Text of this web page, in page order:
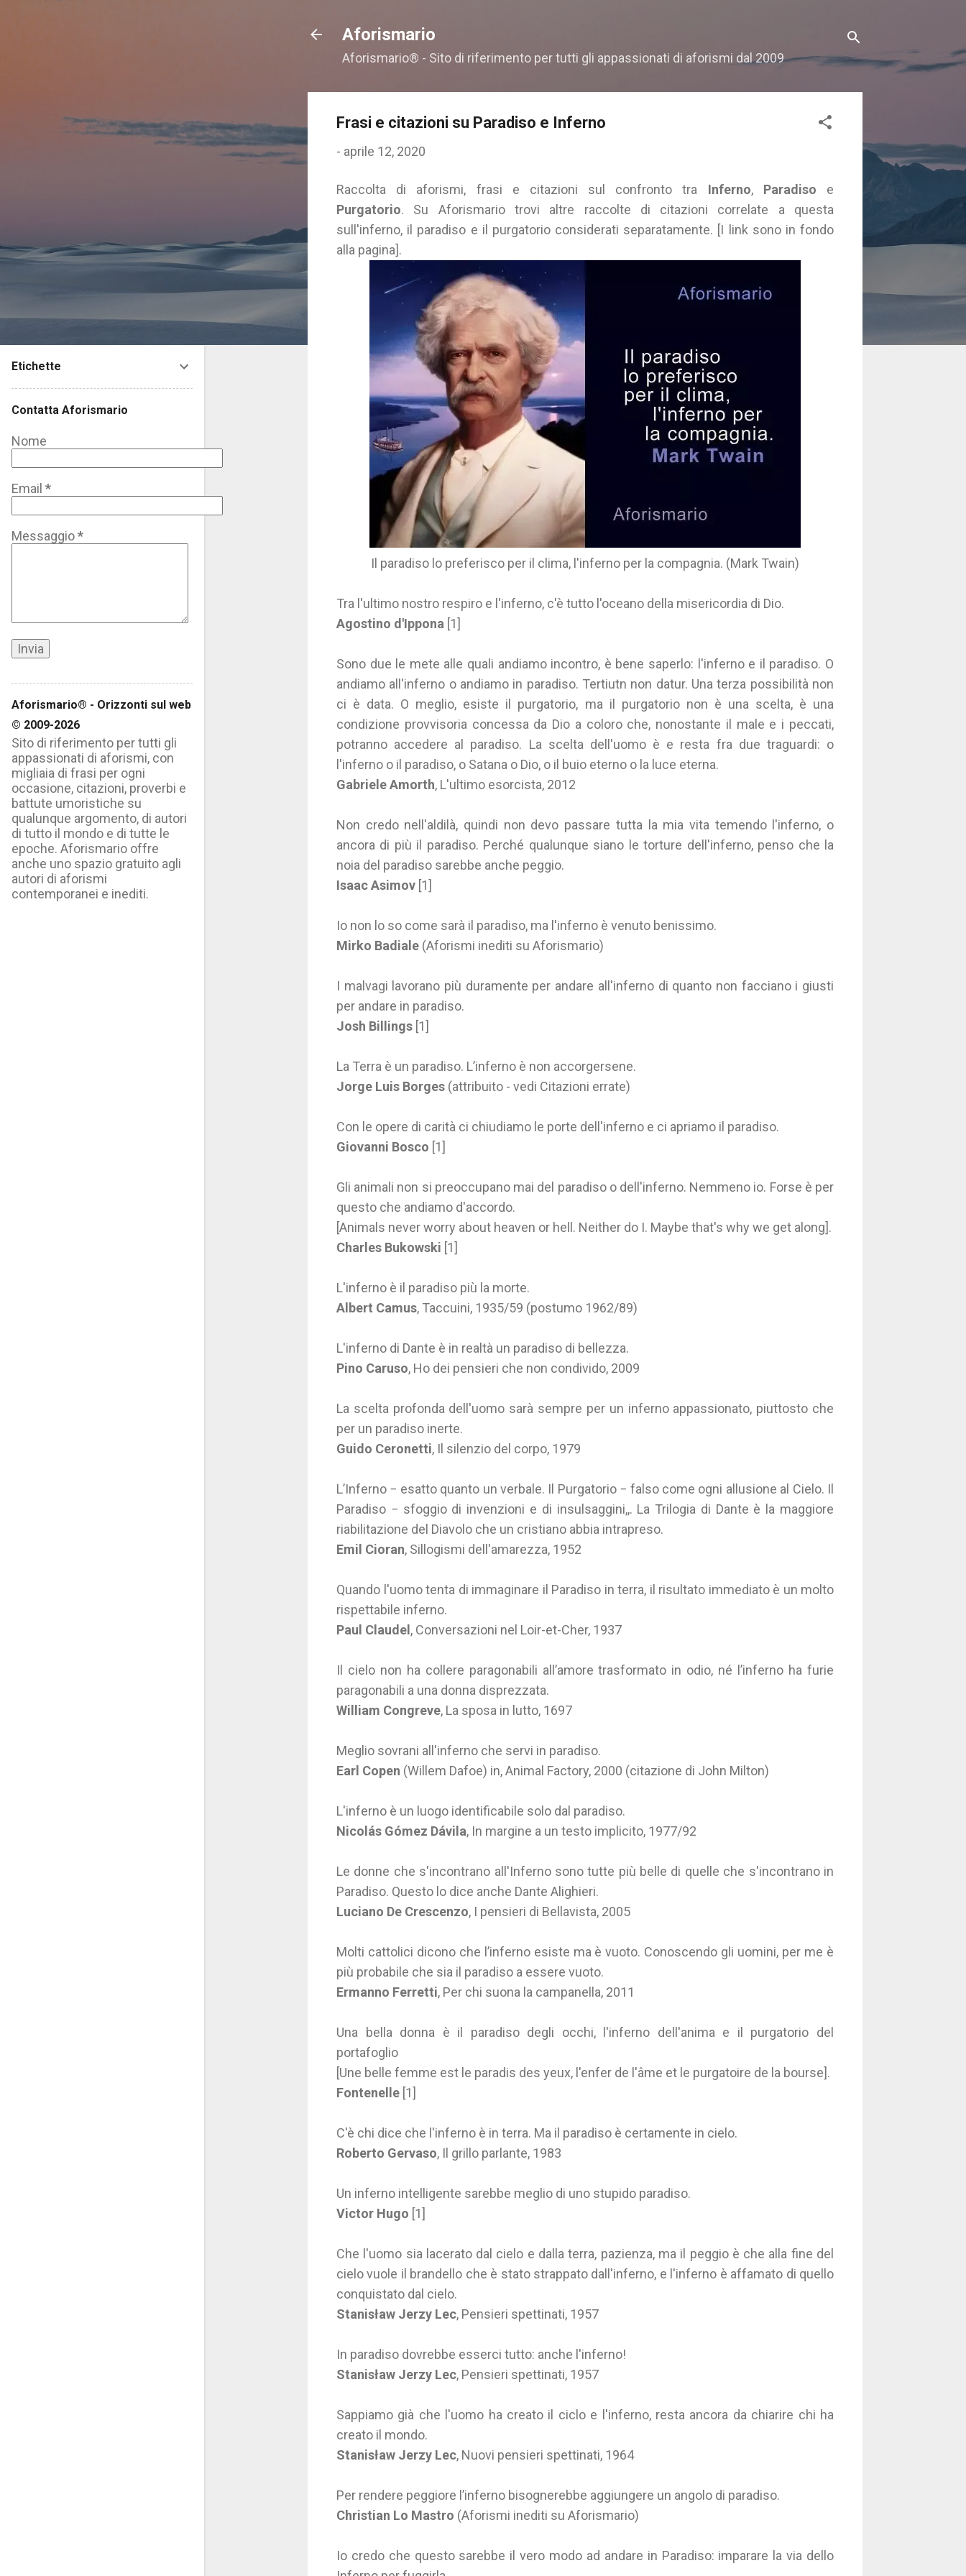
Aforismario
Aforismario® - Sito di riferimento per tutti gli appassionati di aforismi dal 2009
Frasi e citazioni su Paradiso e Inferno
- aprile 12, 2020
Raccolta di aforismi, frasi e citazioni sul confronto tra Inferno, Paradiso e
Purgatorio. Su Aforismario trovi altre raccolte di citazioni correlate a questa
sull'inferno, il paradiso e il purgatorio considerati separatamente. [I link sono in fondo
alla pagina].
Il paradiso lo preferisco per il clima, l'inferno per la compagnia. (Mark Twain)
Tra l'ultimo nostro respiro e l'inferno, c'è tutto l'oceano della misericordia di Dio.
Agostino d'Ippona [1]
Sono due le mete alle quali andiamo incontro, è bene saperlo: l'inferno e il paradiso. O
andiamo all'inferno o andiamo in paradiso. Tertiutn non datur. Una terza possibilità non
ci è data. O meglio, esiste il purgatorio, ma il purgatorio non è una scelta, è una
condizione provvisoria concessa da Dio a coloro che, nonostante il male e i peccati,
potranno accedere al paradiso. La scelta dell'uomo è e resta fra due traguardi: o
l'inferno o il paradiso, o Satana o Dio, o il buio eterno o la luce eterna.
Gabriele Amorth, L'ultimo esorcista, 2012
Non credo nell'aldilà, quindi non devo passare tutta la mia vita temendo l'inferno, o
ancora di più il paradiso. Perché qualunque siano le torture dell'inferno, penso che la
noia del paradiso sarebbe anche peggio.
Isaac Asimov [1]
Io non lo so come sarà il paradiso, ma l'inferno è venuto benissimo.
Mirko Badiale (Aforismi inediti su Aforismario)
I malvagi lavorano più duramente per andare all'inferno di quanto non facciano i giusti
per andare in paradiso.
Josh Billings [1]
La Terra è un paradiso. L’inferno è non accorgersene.
Jorge Luis Borges (attribuito - vedi Citazioni errate)
Con le opere di carità ci chiudiamo le porte dell'inferno e ci apriamo il paradiso.
Giovanni Bosco [1]
Gli animali non si preoccupano mai del paradiso o dell'inferno. Nemmeno io. Forse è per
questo che andiamo d'accordo.
[Animals never worry about heaven or hell. Neither do I. Maybe that's why we get along].
Charles Bukowski [1]
L'inferno è il paradiso più la morte.
Albert Camus, Taccuini, 1935/59 (postumo 1962/89)
L'inferno di Dante è in realtà un paradiso di bellezza.
Pino Caruso, Ho dei pensieri che non condivido, 2009
La scelta profonda dell'uomo sarà sempre per un inferno appassionato, piuttosto che
per un paradiso inerte.
Guido Ceronetti, Il silenzio del corpo, 1979
L’Inferno − esatto quanto un verbale. Il Purgatorio − falso come ogni allusione al Cielo. Il
Paradiso − sfoggio di invenzioni e di insulsaggini,,. La Trilogia di Dante è la maggiore
riabilitazione del Diavolo che un cristiano abbia intrapreso.
Emil Cioran, Sillogismi dell'amarezza, 1952
Quando l'uomo tenta di immaginare il Paradiso in terra, il risultato immediato è un molto
rispettabile inferno.
Paul Claudel , Conversazioni nel Loir-et-Cher, 1937
Il cielo non ha collere paragonabili all’amore trasformato in odio, né l’inferno ha furie
paragonabili a una donna disprezzata.
William Congreve, La sposa in lutto, 1697
Meglio sovrani all'inferno che servi in paradiso.
Earl Copen (Willem Dafoe) in, Animal Factory, 2000 (citazione di John Milton)
L'inferno è un luogo identificabile solo dal paradiso.
Nicolás Gómez Dávila, In margine a un testo implicito, 1977/92
Le donne che s'incontrano all'Inferno sono tutte più belle di quelle che s'incontrano in
Paradiso. Questo lo dice anche Dante Alighieri.
Luciano De Crescenzo, I pensieri di Bellavista, 2005
Molti cattolici dicono che l’inferno esiste ma è vuoto. Conoscendo gli uomini, per me è
più probabile che sia il paradiso a essere vuoto.
Ermanno Ferretti, Per chi suona la campanella, 2011
Una bella donna è il paradiso degli occhi, l'inferno dell'anima e il purgatorio del
portafoglio
[Une belle femme est le paradis des yeux, l'enfer de l'âme et le purgatoire de la bourse].
Fontenelle [1]
C'è chi dice che l'inferno è in terra. Ma il paradiso è certamente in cielo.
Roberto Gervaso, Il grillo parlante, 1983
Un inferno intelligente sarebbe meglio di uno stupido paradiso.
Victor Hugo [1]
Che l'uomo sia lacerato dal cielo e dalla terra, pazienza, ma il peggio è che alla fine del
cielo vuole il brandello che è stato strappato dall'inferno, e l'inferno è affamato di quello
conquistato dal cielo.
Stanisław Jerzy Lec, Pensieri spettinati, 1957
In paradiso dovrebbe esserci tutto: anche l'inferno!
Stanisław Jerzy Lec, Pensieri spettinati, 1957
Sappiamo già che l'uomo ha creato il ciclo e l'inferno, resta ancora da chiarire chi ha
creato il mondo.
Stanisław Jerzy Lec, Nuovi pensieri spettinati, 1964
Per rendere peggiore l’inferno bisognerebbe aggiungere un angolo di paradiso.
Christian Lo Mastro (Aforismi inediti su Aforismario)
Io credo che questo sarebbe il vero modo ad andare in Paradiso: imparare la via dello
Etichette
Contatta Aforismario
Nome
Email *
Messaggio*
Aforismario® - Orizzonti sul web
© 2009-2026
Sito di riferimento per tutti gli
appassionati di aforismi, con
migliaia di frasi per ogni
occasione, citazioni, proverbi e
battute umoristiche su
qualunque argomento, di autori
di tutto il mondo e di tutte le
epoche. Aforismario offre
anche uno spazio gratuito agli
autori di aforismi
contemporanei e inediti.